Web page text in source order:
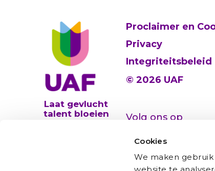
Cookies
We maken
Laat gevlucht
talent bloeien
Proclaimer en
Privacy
Integriteitsbeleid
© 2026 UAF
Volg ons op